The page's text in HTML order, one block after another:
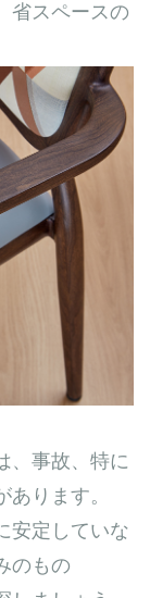
省スペースの
、事故、特に
ります。
安定していな
のもの